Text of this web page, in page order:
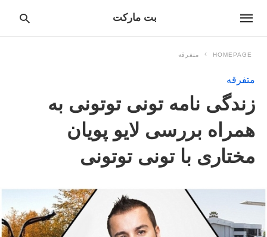
بت مارکت
HOMEPAGE متفرقه
متفرقه
زندگی نامه تونی توتونی به
همراه بررسی لایو پویان
مختاری با تونی توتونی